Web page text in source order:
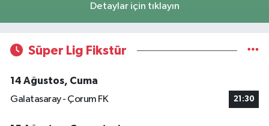
Detaylar için tıklayın
Süper Lig Fikstür
14 Ağustos, Cuma
Galatasaray - Çorum FK
21:30